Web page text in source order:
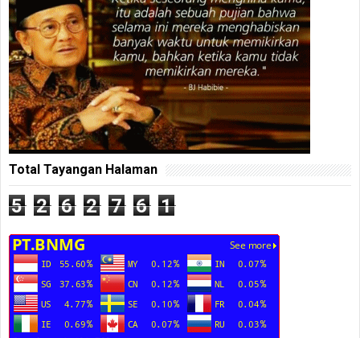
Total Tayangan Halaman
5 2 6 2 7 6 1